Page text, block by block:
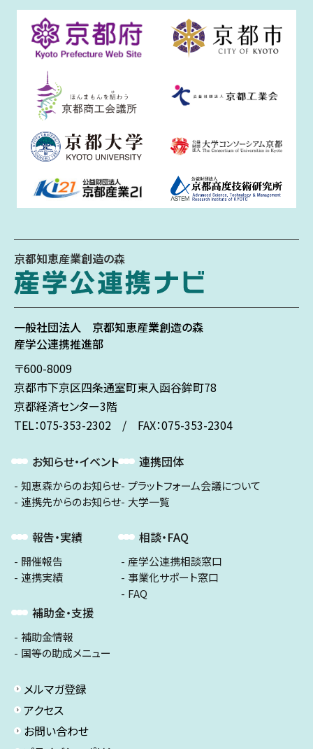
京都知恵産業創造の森
一般社団法人 京都知恵産業創造の森
産学公連携推進部
〒600-8009
京都市下京区四条通室町東入函谷鉾町78
京都経済センター3階
TEL：075-353-2302 / FAX：075-353-2304
お知らせ・イベント
知恵森からのお知らせ
連携先からのお知らせ
報告・実績
開催報告
連携実績
補助金・支援
補助金情報
国等の助成メニュー
連携団体
プラットフォーム会議について
大学一覧
相談・FAQ
産学公連携相談窓口
事業化サポート窓口
FAQ
メルマガ登録
アクセス
お問い合わせ